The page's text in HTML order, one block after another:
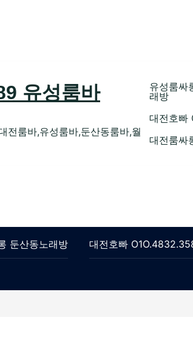
유성룸바
전룸바,유성룸바,둔산동룸바,월
유성룸싸
래방
대전호빠
대전룸싸
둔산동노래방 대전호빠